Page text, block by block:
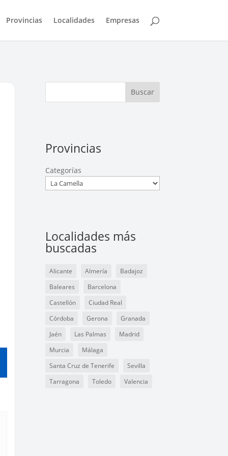
Provincias Localidades Empresas
Buscar
Provincias
Categorías
Localidades más
buscadas
Alicante Almería
Badajoz
Baleares
Barcelona
Castellón
Ciudad Real
Córdoba
Gerona
Granada
Jaén
Las Palmas
Madrid
Murcia
Málaga
Santa Cruz de Tenerife
Sevilla
Tarragona
Toledo Valencia